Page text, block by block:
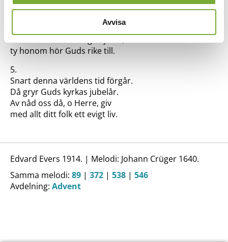
Avvisa
4.
Han kallar oss till helig strid
mot mörkrets makt, för ljus och frid,
ty honom hör Guds rike till.
5.
Snart denna världens tid förgår.
Då gryr Guds kyrkas jubelår.
Av nåd oss då, o Herre, giv
med allt ditt folk ett evigt liv.
Edvard Evers 1914. | Melodi: Johann Crüger 1640.
Samma melodi: 89 | 372 | 538 | 546
Avdelning: Advent